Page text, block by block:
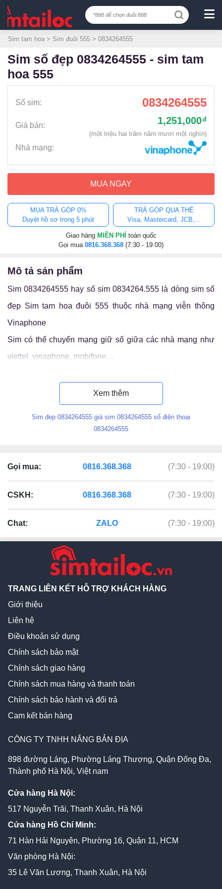
Sim tam hoa > Sim đuôi 555 > 0834264555
sim số đẹp 0834264555 - sim tam
hoa 555
Số sim: 0834264555
Giá bán: 1,251,000đ
(một triệu hai trăm năm mươi một nghìn)
Nhà mạng:
MUA NGAY
MUA TRẢ GÓP 0%
Duyệt hồ sơ trong 5 phút
TRẢ GÓP QUA THẺ
Visa, Mastercard, JCB,...
Giao hàng MIỄN PHÍ toàn quốc
Gọi mua 0816.368.368 (7:30 - 19:00)
mô tả sản phẩm
Sim 0834264555 hay số sim 0834264.555 là dòng sim số
đẹp Sim tam hoa đuôi 555 thuộc nhà mạng viễn thông
Vinaphone
Sim có thể chuyển mạng giữ số giữa các nhà mạng như
viettel, vinaphone, mobifone…
Xem thêm
Sim đẹp 0834264555 giá sim 0834264555 số điện thoại
0834264555
Gọi mua: 0816.368.368 (7:30 - 19:00)
CSKH: 0816.368.368 (7:30 - 19:00)
Chat: ZALO (7:30 - 19:00)
CÔNG TY TNHH NẮNG BẢN ĐỊA
898 đường Láng, Phường Láng Thượng, Quận Đống Đa,
Thành phố Hà Nội, Việt nam
Cửa hàng Hà Nội:
517 Nguyễn Trãi, Thanh Xuân, Hà Nội
Cửa hàng Hồ Chí Minh:
71 Hàn Hải Nguyên, Phường 16, Quận 11, HCM
Văn phòng Hà Nội:
35 Lê Văn Lương, Thanh Xuân, Hà Nội
TRANG LIÊN KẾT HỖ TRỢ KHÁCH HÀNG
Giới thiệu
Liên hệ
Điều khoản sử dụng
Chính sách bảo mật
Chính sách giao hàng
Chính sách mua hàng và thanh toán
Chính sách bảo hành và đổi trả
Cam kết bán hàng